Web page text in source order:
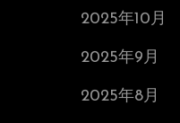
2025年10月
2025年9月
2025年8月